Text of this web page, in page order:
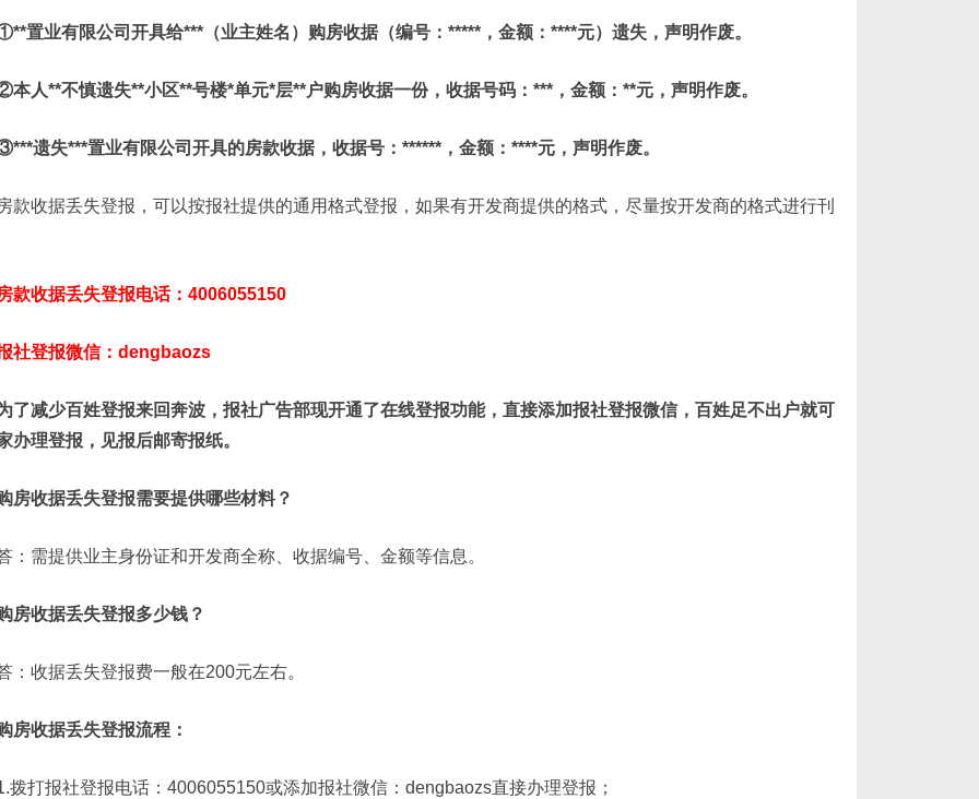
置业有限公司开具给***（业主姓名）购房收据（编号：*****，金额：****元）遗失，声明作废。
本人**不慎遗失**小区**号楼*单元*层**户购房收据一份，收据号码：***，金额：**元，声明作废。
遗失***置业有限公司开具的房款收据，收据号：******，金额：****元，声明作废。
款收据丢失登报，可以按报社提供的通用格式登报，如果有开发商提供的格式，尽量按开发商的格式进行刊
款收据丢失登报电话：4006055150
社登报微信：dengbaozs
了减少百姓登报来回奔波，报社广告部现开通了在线登报功能，直接添加报社登报微信，百姓足不出户就可
办理登报，见报后邮寄报纸。
房收据丢失登报需要提供哪些材料？
：需提供业主身份证和开发商全称、收据编号、金额等信息。
房收据丢失登报多少钱？
：收据丢失登报费一般在200元左右。
房收据丢失登报流程：
拨打报社登报电话：4006055150或添加报社微信：dengbaozs直接办理登报；